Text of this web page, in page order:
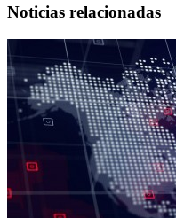
Noticias relacionadas